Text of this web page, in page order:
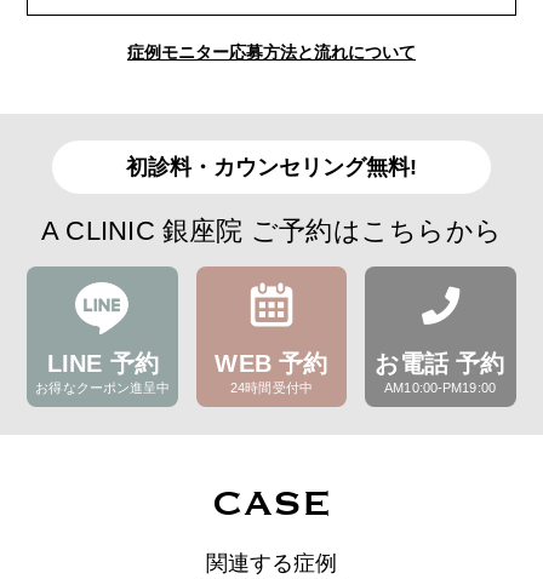
症例モニター応募方法と流れについて
初診料・カウンセリング無料!
A CLINIC 銀座院 ご予約はこちらから
LINE 予約
お得なクーポン進呈中
WEB 予約
24時間受付中
お電話 予約
AM10:00-PM19:00
CASE
関連する症例